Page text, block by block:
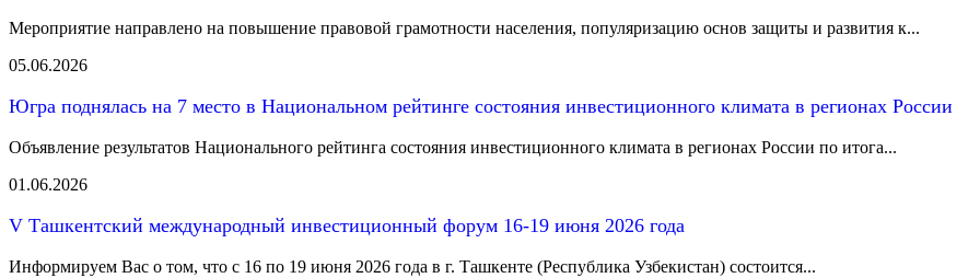
Мероприятие направлено на повышение правовой грамотности населения, популяризацию основ защиты и развития к...
05.06.2026
Югра поднялась на 7 место в Национальном рейтинге состояния инвестиционного климата в регионах России
Объявление результатов Национального рейтинга состояния инвестиционного климата в регионах России по итога...
01.06.2026
V Ташкентский международный инвестиционный форум 16-19 июня 2026 года
Информируем Вас о том, что с 16 по 19 июня 2026 года в г. Ташкенте (Республика Узбекистан) состоится...